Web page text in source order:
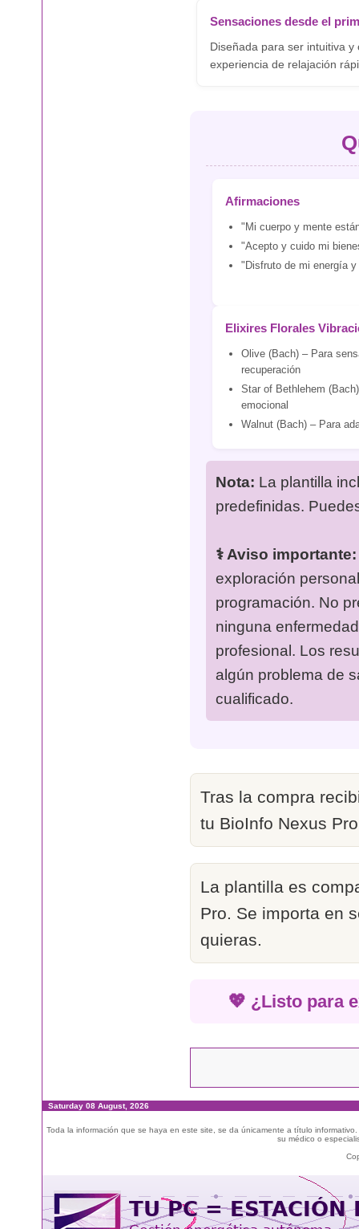
Sensaciones desde el
Diseñada para ser intuitiva y
experiencia de relajación
Afirmaciones
"Mi cuerpo y mente
"Acepto y cuido mi
"Disfruto de mi energía
Elixires Florales
Olive (Bach) – Para
recuperación
Star of Bethlehem
emocional
Walnut (Bach) – Para
Nota: La plantilla
predefinidas.
⚕️ Aviso importante:
exploración
programación. No
ninguna
profesional. Los
algún problema de
cualificado.
Tras la compra
tu BioInfo Nexus
La plantilla es
Pro. Se importa en
quieras.
💖 ¿Listo para
Saturday 08 August, 2026
Toda la información que se haya en este site, se da únicamente a título
su médico o